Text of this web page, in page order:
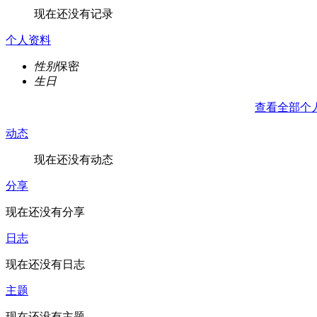
现在还没有记录
个人资料
性别保密
生日
查看全部个
动态
现在还没有动态
分享
现在还没有分享
日志
现在还没有日志
主题